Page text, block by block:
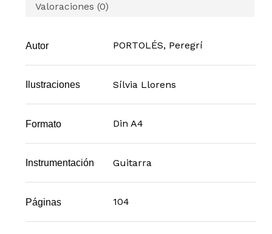
Valoraciones (0)
Autor PORTOLÉS, Peregrí
Ilustraciones Sílvia Llorens
Formato Din A4
Instrumentación Guitarra
Páginas 104